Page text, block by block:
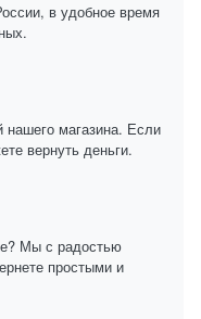
в удобное время
нашего магазина. Если
вернуть деньги.
Мы с радостью
простыми и